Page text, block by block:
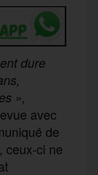
dure
»,
avec
de
ceux-ci ne